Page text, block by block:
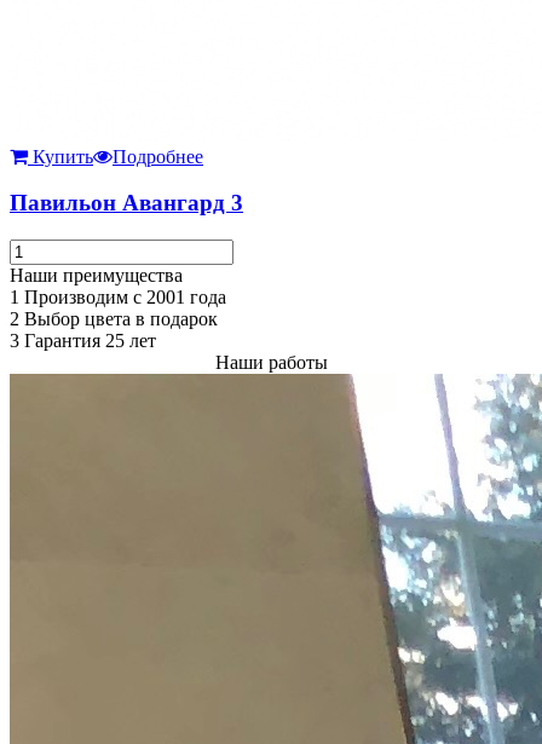
Купить Подробнее
Павильон Авангард 3
Наши преимущества
1 Производим с 2001 года
2 Выбор цвета в подарок
3 Гарантия 25 лет
Наши работы